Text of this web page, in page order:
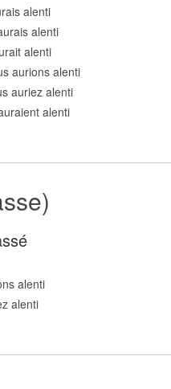
alenti
alenti
alenti
aurions alenti
auriez alenti
alenti
alenti
alenti